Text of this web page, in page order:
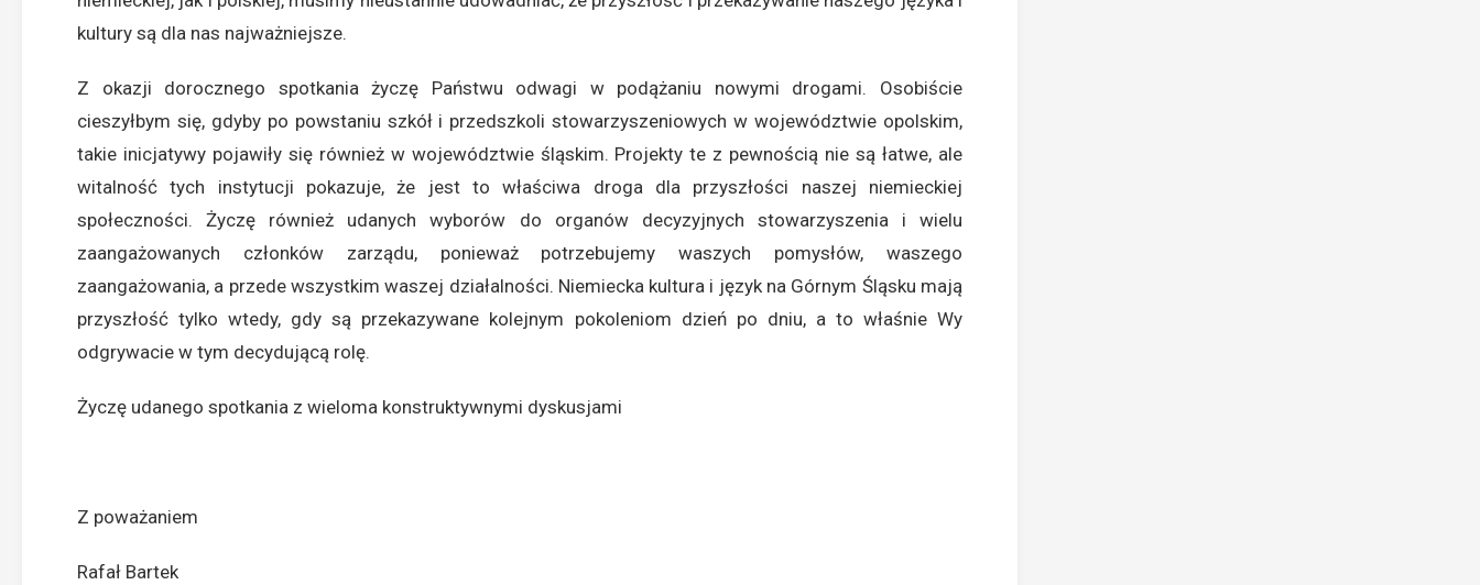
kultury są dla nas najważniejsze.
Z okazji dorocznego spotkania życzę Państwu odwagi w podążaniu nowymi drogami. Osobiście
cieszyłbym się, gdyby po powstaniu szkół i przedszkoli stowarzyszeniowych w województwie opolskim,
takie inicjatywy pojawiły się również w województwie śląskim. Projekty te z pewnością nie są łatwe, ale
witalność tych instytucji pokazuje, że jest to właściwa droga dla przyszłości naszej niemieckiej
społeczności. Życzę również udanych wyborów do organów decyzyjnych stowarzyszenia i wielu
zaangażowanych członków zarządu, ponieważ potrzebujemy waszych pomysłów, waszego
zaangażowania, a przede wszystkim waszej działalności. Niemiecka kultura i język na Górnym Śląsku mają
przyszłość tylko wtedy, gdy są przekazywane kolejnym pokoleniom dzień po dniu, a to właśnie Wy
odgrywacie w tym decydującą rolę.
Życzę udanego spotkania z wieloma konstruktywnymi dyskusjami
Z poważaniem
Rafał Bartek